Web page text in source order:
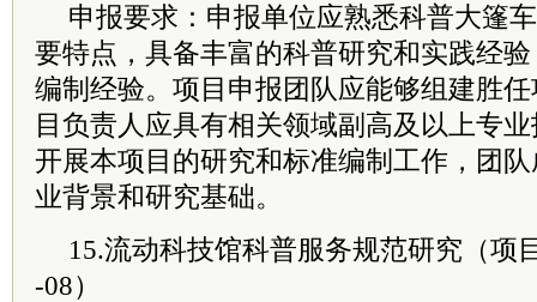
申报要求：申报单位应熟悉科普大篷
要特点，具备丰富的科普研究和实践经
编制经验。项目申报团队应能够组建胜
目负责人应具有相关领域副高及以上专
开展本项目的研究和标准编制工作，团
业背景和研究基础。
15.流动科技馆科普服务规范研究（项
-08）